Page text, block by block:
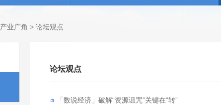
产业广角 > 论坛观点
论坛观点
「数说经济」破解“资源诅咒”关键在“转”